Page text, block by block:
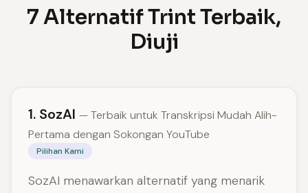
7 Alternatif Trint Terbaik,
Diuji
1. SozAI — Terbaik untuk Transkripsi Mudah Alih-
Pertama dengan Sokongan YouTube
Pilihan Kami
SozAI menawarkan alternatif yang menarik